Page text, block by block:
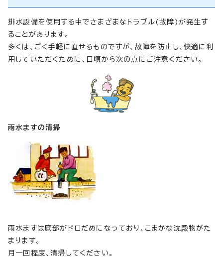
排水設備を使用する中でさまざまなトラブル(故障)が発生す
ることがあります。
多くは、ごく手軽に直せるものですが、故障を防止し、快適に利
用していただくために、日頃から次の点にご注意ください。
雨水ますの清掃
雨水ますは底部がドロだめになっており、こまかな沈殿物がた
まります。
月一回程度、清掃してください。